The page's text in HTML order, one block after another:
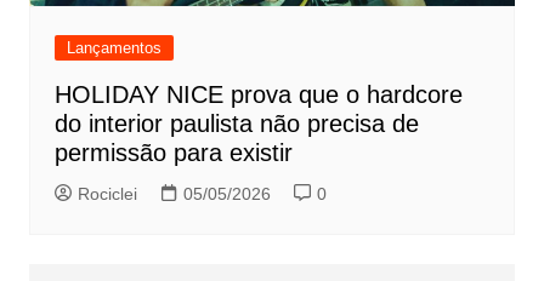
Lançamentos
HOLIDAY NICE prova que o hardcore
do interior paulista não precisa de
permissão para existir
Rociclei 05/05/2026 0